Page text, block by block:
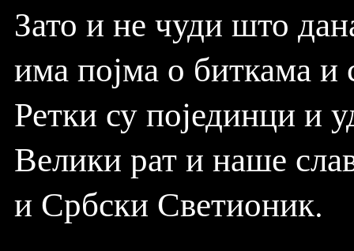
Зато и не чуди што
има појма о биткама и
Ретки су појединци и
Велики рат и наше
и Србски Светионик.